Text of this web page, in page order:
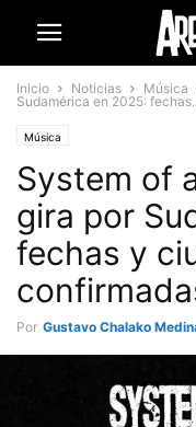
Inicio Noticias Música
Sudamérica en 2025:
Música
System of
gira por
fechas y
Por Gustavo Chalako